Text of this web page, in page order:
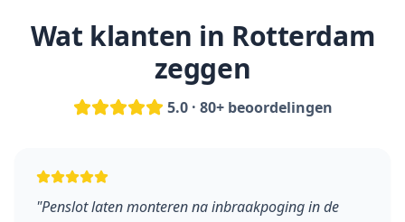
Wat klanten in Rotterdam
zeggen
5.0 · 80+ beoordelingen
"Penslot laten monteren na inbraakpoging in de